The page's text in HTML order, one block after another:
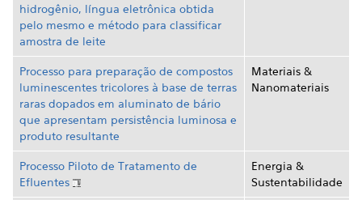
hidrogênio, língua eletrônica obtida
pelo mesmo e método para classificar
amostra de leite
Processo para preparação de compostos
luminescentes tricolores à base de terras
raras dopados em aluminato de bário
que apresentam persistência luminosa e
produto resultante
Materiais &
Nanomateriais
Processo Piloto de Tratamento de
Efluentes
Energia &
Sustentabilidade